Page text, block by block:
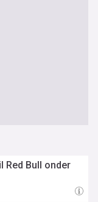
Red Bull onder